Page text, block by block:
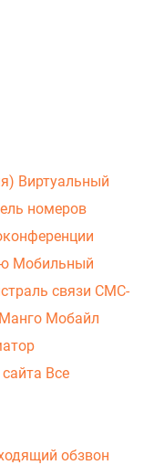
Виртуальный
номеров
Мобильный
связи СМС-
Манго Мобайл
Все
обзвон